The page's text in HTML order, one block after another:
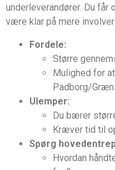
underleverandører. Du får
være klar på mere
Fordele:
Større
Mulighed for
Padborg/
Ulemper:
Du bærer
Kræver tid til
Spørg
Hvordan